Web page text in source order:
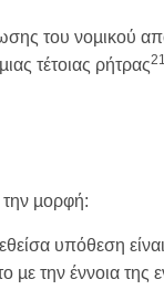
του νοµικού
τέτοιας ρήτρας21
µορφή:
υπόθεση
την έννοια της